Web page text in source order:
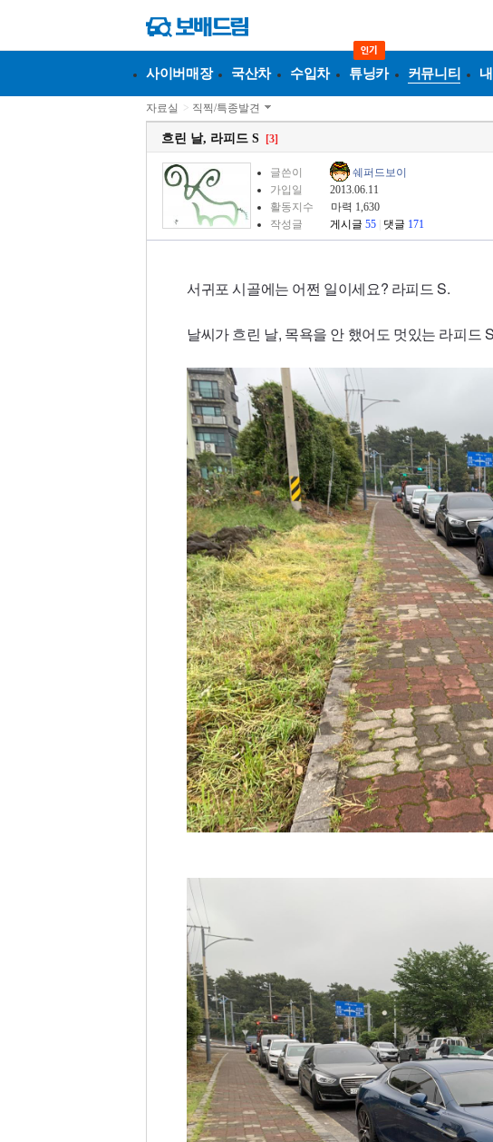
사이버매장 국산차 수입차 튜닝카 커뮤니티
자료실 > 직찍/특종발견
흐린 날, 라피드 S [3]
글쓴이
쉐퍼드보이
가입일
2013.06.11
활동지수
마력 1,630
작성글
게시글 55 댓글 171
서귀포 시골에는 어쩐 일이세요? 라피드 S.
날씨가 흐린 날, 목욕을 안 했어도 멋있는 라피드